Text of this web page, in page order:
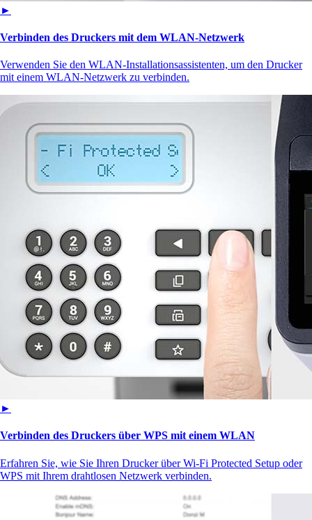
►
Verbinden des Druckers mit dem WLAN-Netzwerk
Verwenden Sie den WLAN-Installationsassistenten, um den Drucker
mit einem WLAN-Netzwerk zu verbinden.
►
Verbinden des Druckers über WPS mit einem WLAN
Erfahren Sie, wie Sie Ihren Drucker über Wi‑Fi Protected Setup oder
WPS mit Ihrem drahtlosen Netzwerk verbinden.